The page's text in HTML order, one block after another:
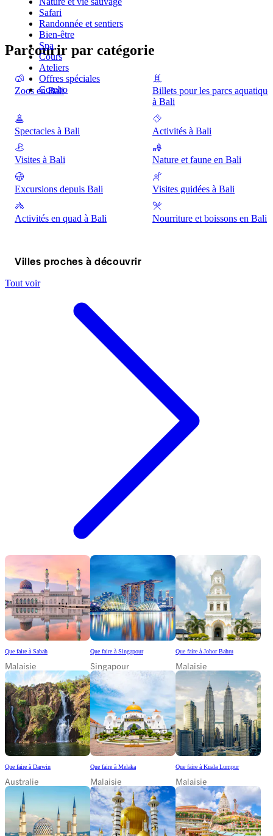
Safari
Randonnée et sentiers
Bien-être
Spa
Cours
Ateliers
Offres spéciales
Combo
Parcourir par catégorie
Zoos en Bali
Billets pour les parcs
à Bali
Spectacles à Bali Activités à Bali
Visites à Bali Nature et faune en Bali
Excursions depuis Bali Visites guidées à Bali
Activités en quad à Bali Nourriture et boissons en Bali
Villes proches à découvrir
Tout voir
Que faire à Sabah
Malaisie
Que faire à Singapour
Singapour
Que faire à Johor Bahru
Malaisie
Que faire à Darwin
Australie
Que faire à Melaka
Malaisie
Que faire à Kuala Lumpur
Malaisie